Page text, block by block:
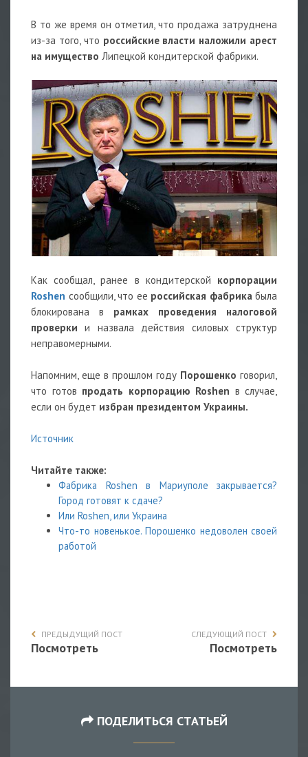
В то же время он отметил, что продажа затруднена
из-за того, что российские власти наложили арест
на имущество Липецкой кондитерской фабрики.
Как сообщал, ранее в кондитерской корпорации
Roshen сообщили, что ее российская фабрика была
блокирована в рамках проведения налоговой
проверки и назвала действия силовых структур
неправомерными.
Напомним, еще в прошлом году Порошенко говорил,
что готов продать корпорацию Roshen в случае,
если он будет избран президентом Украины.
Источник
Читайте также:
Фабрика Roshen в Мариуполе закрывается?
Город готовят к сдаче?
Или Roshen, или Украина
Что-то новенькое. Порошенко недоволен своей
работой
ПРЕДЫДУЩИЙ ПОСТ
Посмотреть
СЛЕДУЮЩИЙ ПОСТ
Посмотреть
ПОДЕЛИТЬСЯ СТАТЬЕЙ